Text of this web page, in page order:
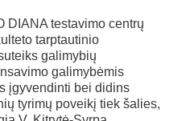
DIANA testavimo centrų
tarptautinio
galimybių
galimybėmis
įgyvendinti bei didins
tyrimų poveikį tiek šalies,